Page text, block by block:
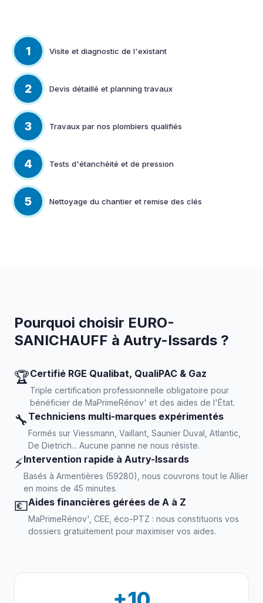
1 Visite et diagnostic de l'existant
2 Devis détaillé et planning travaux
3 Travaux par nos plombiers qualifiés
4 Tests d'étanchéité et de pression
5 Nettoyage du chantier et remise des clés
Pourquoi choisir EURO-
SANICHAUFF à Autry-Issards ?
🏆Certifié RGE Qualibat, QualiPAC & Gaz
Triple certification professionnelle obligatoire pour
bénéficier de MaPrimeRénov' et des aides de l'État.
🔧 Techniciens multi-marques expérimentés
Formés sur Viessmann, Vaillant, Saunier Duval, Atlantic,
De Dietrich... Aucune panne ne nous résiste.
⚡Intervention rapide à Autry-Issards
Basés à Armentières (59280), nous couvrons tout le Allier
en moins de 45 minutes.
💶Aides financières gérées de A à Z
MaPrimeRénov', CEE, éco-PTZ : nous constituons vos
dossiers gratuitement pour maximiser vos aides.